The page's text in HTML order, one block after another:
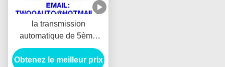
la transmission
automatique de 5ème
vitesses partie 24t/30t
pour la nouvelle haute
Obtenez le meilleur prix